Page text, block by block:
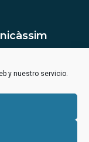
y nuestro servicio.